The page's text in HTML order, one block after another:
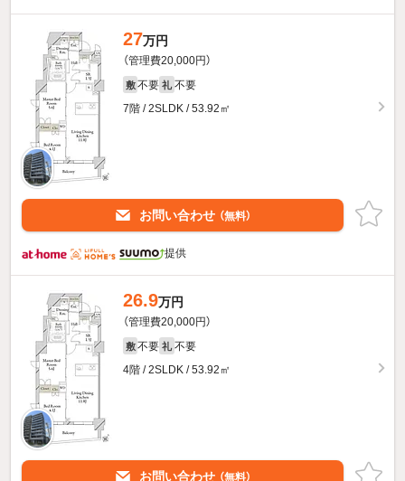
27万円
（管理費20,000円）
敷 不要 礼 不要
7階 / 2SLDK / 53.92㎡
お問い合わせ （無料）
提供
26.9万円
（管理費20,000円）
敷 不要 礼 不要
4階 / 2SLDK / 53.92㎡
お問い合わせ （無料）